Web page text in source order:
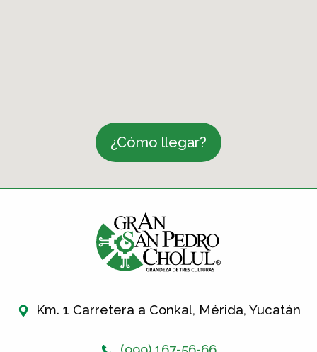
¿Cómo llegar?
Km. 1 Carretera a Conkal, Mérida, Yucatán